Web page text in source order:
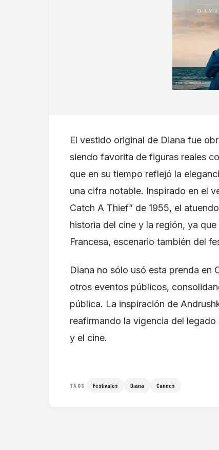
El vestido original de Diana fue
siendo favorita de figuras reales
que en su tiempo reflejó la
una cifra notable. Inspirado en el
Catch A Thief” de 1955, el
historia del cine y la región, ya
Francesa, escenario también del
Diana no sólo usó esta prenda en
otros eventos públicos,
pública. La inspiración de
reafirmando la vigencia del
y el cine.
TAGS Festivales Diana Cannes